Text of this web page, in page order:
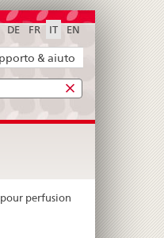
& aiuto
DE FR IT EN
perfusion